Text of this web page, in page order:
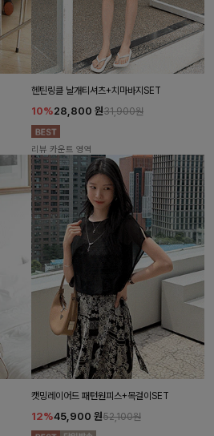
헨틴링클 날개티셔츠+치마바지SET
10%28,800 원31,900원
리뷰 카운트 영역
캣밍레이어드 패턴원피스+목걸이SET
12%45,900 원52,100원